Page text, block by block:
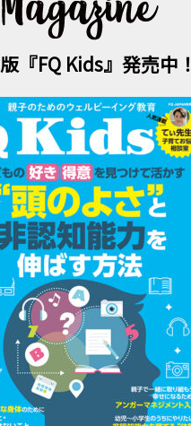
『FQ Kids』発売中！